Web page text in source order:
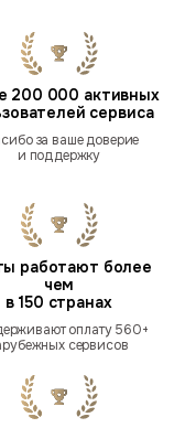
200 000 активных
сервиса
за ваше доверие
и поддержку
работают более
чем
в 150 странах
оплату 560+
сервисов